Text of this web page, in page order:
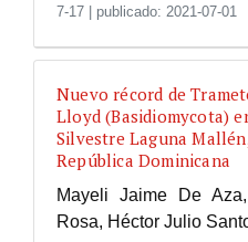
7-17 publicado: 2021-07-01
Nuevo récord de
Lloyd (Basidiomycota)
Silvestre Laguna
República Dominicana
Mayeli Jaime De
Rosa, Héctor Julio